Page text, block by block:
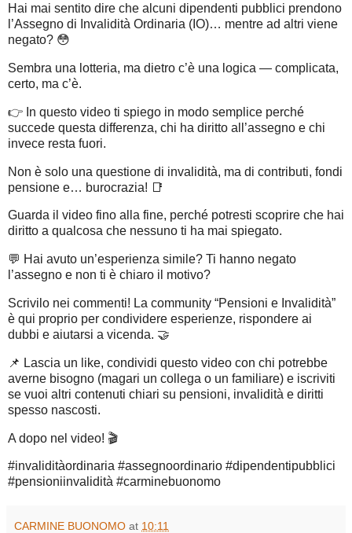
Hai mai sentito dire che alcuni dipendenti pubblici prendono
l’Assegno di Invalidità Ordinaria (IO)… mentre ad altri viene
negato? 😳
Sembra una lotteria, ma dietro c’è una logica — complicata,
certo, ma c’è.
👉 In questo video ti spiego in modo semplice perché
succede questa differenza, chi ha diritto all’assegno e chi
invece resta fuori.
Non è solo una questione di invalidità, ma di contributi, fondi
pensione e… burocrazia! 📑
Guarda il video fino alla fine, perché potresti scoprire che hai
diritto a qualcosa che nessuno ti ha mai spiegato.
💬 Hai avuto un’esperienza simile? Ti hanno negato
l’assegno e non ti è chiaro il motivo?
Scrivilo nei commenti! La community “Pensioni e Invalidità”
è qui proprio per condividere esperienze, rispondere ai
dubbi e aiutarsi a vicenda. 🤝
📌 Lascia un like, condividi questo video con chi potrebbe
averne bisogno (magari un collega o un familiare) e iscriviti
se vuoi altri contenuti chiari su pensioni, invalidità e diritti
spesso nascosti.
A dopo nel video! 🎬
#invaliditàordinaria #assegnoordinario #dipendentipubblici
#pensioniinvalidità #carminebuonomo
CARMINE BUONOMO at 10:11